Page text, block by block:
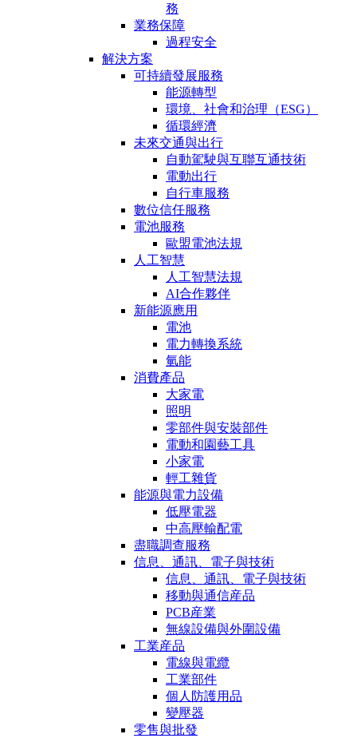
務
業務保障
過程安全
解決方案
可持續發展服務
能源轉型
環境、社會和治理（ESG）
循環經濟
未來交通與出行
自動駕駛與互聯互通技術
電動出行
自行車服務
數位信任服務
電池服務
歐盟電池法規
人工智慧
人工智慧法規
AI合作夥伴
新能源應用
電池
電力轉換系統
氫能
消費產品
大家電
照明
零部件與安裝部件
電動和園藝工具
小家電
輕工雜貨
能源與電力設備
低壓電器
中高壓輸配電
盡職調查服務
信息、通訊、電子與技術
信息、通訊、電子與技術
移動與通信産品
PCB産業
無線設備與外圍設備
工業産品
電線與電纜
工業部件
個人防護用品
變壓器
零售與批發